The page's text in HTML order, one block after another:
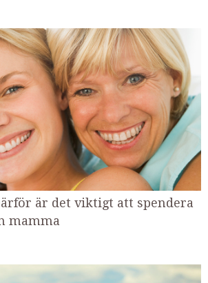
är det viktigt att spendera
mamma